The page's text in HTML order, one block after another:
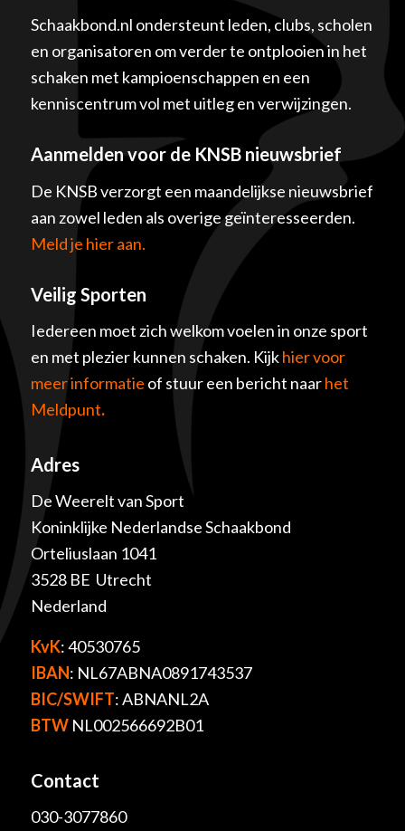
Schaakbond.nl ondersteunt leden, clubs, scholen
en organisatoren om verder te ontplooien in het
schaken met kampioenschappen en een
kenniscentrum vol met uitleg en verwijzingen.
Aanmelden voor de KNSB nieuwsbrief
De KNSB verzorgt een maandelijkse nieuwsbrief
aan zowel leden als overige geïnteresseerden.
Meld je hier aan.
Veilig Sporten
Iedereen moet zich welkom voelen in onze sport
en met plezier kunnen schaken. Kijkhier voor
meer informatie of stuur een bericht naarhet
Meldpunt.
Adres
De Weerelt van Sport
Koninklijke Nederlandse Schaakbond
Orteliuslaan 1041
3528 BE Utrecht
Nederland
KvK: 40530765
IBAN: NL67ABNA0891743537
BIC/SWIFT: ABNANL2A
BTWNL002566692B01
Contact
030-3077860